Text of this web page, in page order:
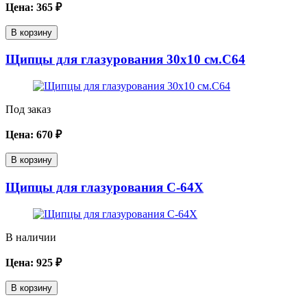
Цена: 365 ₽
В корзину
Щипцы для глазурования 30х10 см.С64
Под заказ
Цена: 670 ₽
В корзину
Щипцы для глазурования C-64X
В наличии
Цена: 925 ₽
В корзину